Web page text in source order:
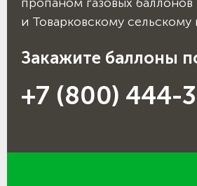
и Товарковскому
Закажите баллоны
+7 (800) 444-